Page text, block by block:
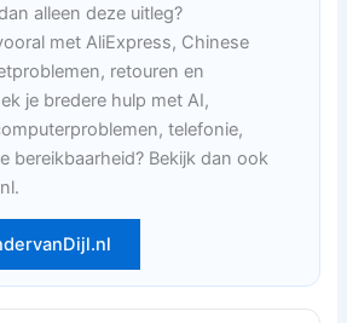
alleen deze uitleg?
met AliExpress, Chinese
retouren en
je bredere hulp met AI,
telefonie,
bereikbaarheid? Bekijk dan ook